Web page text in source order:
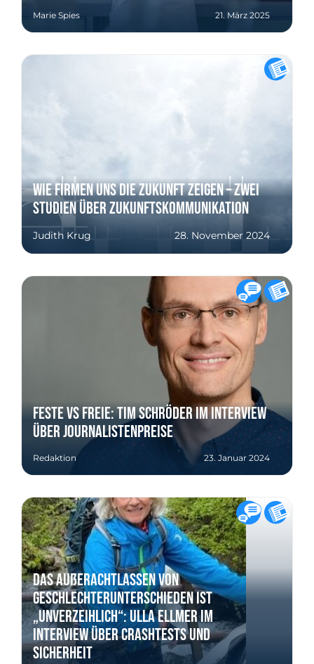
Marie Spies 21. März 2025
Wie Firmen uns die Zukunft zeigen – zwei
Studien über Zukunftskommunikation
Judith Krug 28. November 2024
Feste VS freie: Tim Schröder im Interview
über Journalistenpreise
Redaktion 23. Januar 2024
Das Außerachtlassen von
Geschlechterunterschieden ist
„unverzeihlich“: Ulla Ellmer im
Interview über Crashtests und
Sicherheit